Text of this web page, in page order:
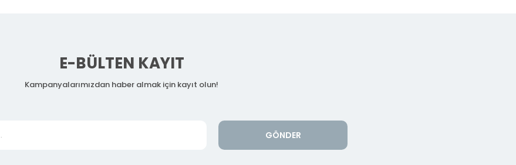
E-BÜLTEN KAYIT
Kampanyalarımızdan haber almak için kayıt olun!
GÖNDER